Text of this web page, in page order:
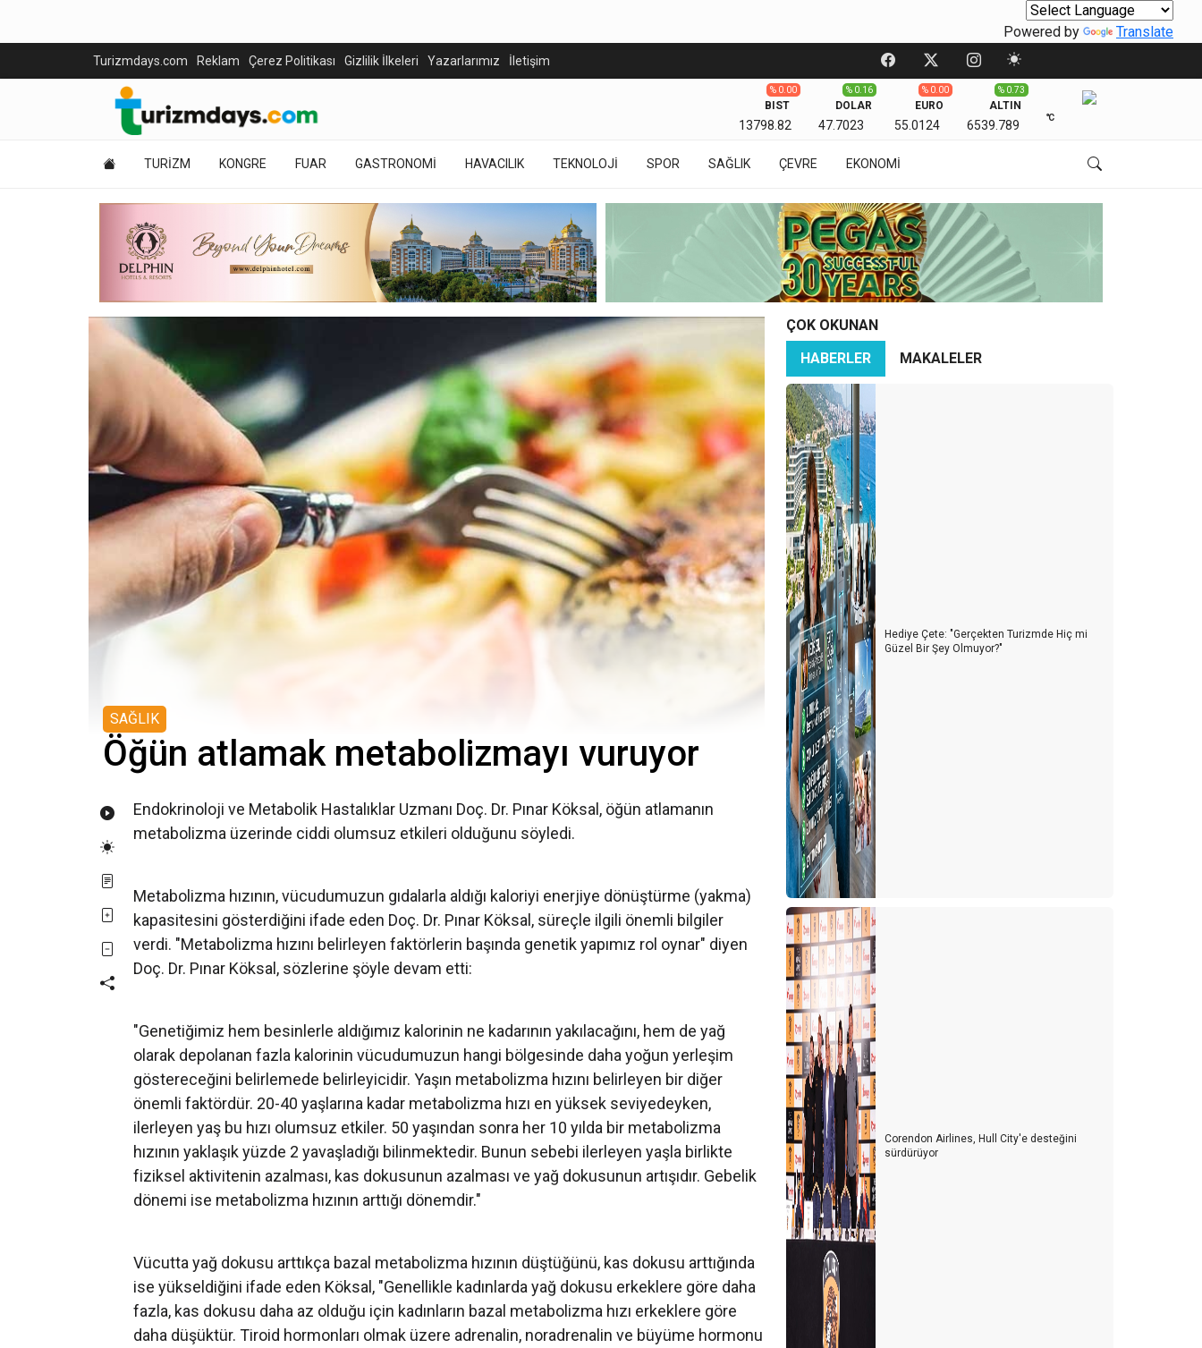
Powered by Translate
Turizmdays.com Reklam Çerez Politikası Gizlilik İlkeleri Yazarlarımız İletişim
BIST
13798.82
% 0.00
DOLAR
47.7023
% 0.16
EURO
55.0124
% 0.00
ALTIN
6539.789
% 0.73
℃
TURİZM KONGRE FUAR GASTRONOMİ HAVACILIK TEKNOLOJİ SPOR SAĞLIK ÇEVRE EKONOMİ
SAĞLIK
Öğün atlamak metabolizmayı vuruyor
Endokrinoloji ve Metabolik Hastalıklar Uzmanı Doç. Dr. Pınar Köksal, öğün atlamanın
metabolizma üzerinde ciddi olumsuz etkileri olduğunu söyledi.
Metabolizma hızının, vücudumuzun gıdalarla aldığı kaloriyi enerjiye dönüştürme (yakma)
kapasitesini gösterdiğini ifade eden Doç. Dr. Pınar Köksal, süreçle ilgili önemli bilgiler
verdi. "Metabolizma hızını belirleyen faktörlerin başında genetik yapımız rol oynar" diyen
Doç. Dr. Pınar Köksal, sözlerine şöyle devam etti:
"Genetiğimiz hem besinlerle aldığımız kalorinin ne kadarının yakılacağını, hem de yağ
olarak depolanan fazla kalorinin vücudumuzun hangi bölgesinde daha yoğun yerleşim
göstereceğini belirlemede belirleyicidir. Yaşın metabolizma hızını belirleyen bir diğer
önemli faktördür. 20-40 yaşlarına kadar metabolizma hızı en yüksek seviyedeyken,
ilerleyen yaş bu hızı olumsuz etkiler. 50 yaşından sonra her 10 yılda bir metabolizma
hızının yaklaşık yüzde 2 yavaşladığı bilinmektedir. Bunun sebebi ilerleyen yaşla birlikte
fiziksel aktivitenin azalması, kas dokusunun azalması ve yağ dokusunun artışıdır. Gebelik
dönemi ise metabolizma hızının arttığı dönemdir."
Vücutta yağ dokusu arttıkça bazal metabolizma hızının düştüğünü, kas dokusu arttığında
ise yükseldiğini ifade eden Köksal, "Genellikle kadınlarda yağ dokusu erkeklere göre daha
fazla, kas dokusu daha az olduğu için kadınların bazal metabolizma hızı erkeklere göre
daha düşüktür. Tiroid hormonları olmak üzere adrenalin, noradrenalin ve büyüme hormonu
ÇOK OKUNAN
HABERLER
MAKALELER
Hediye Çete: "Gerçekten Turizmde Hiç mi
Güzel Bir Şey Olmuyor?"
Corendon Airlines, Hull City'e desteğini
sürdürüyor